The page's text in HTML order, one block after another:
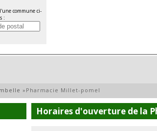
commune ci-
:
» Pharmacie Millet-pomel
Horaires d'ouverture de la